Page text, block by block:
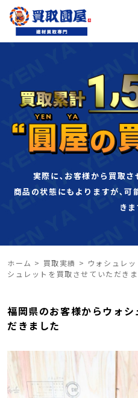
実際に､お客様から買取さ
商品の状態にもよりますが､可
き
ホーム > 買取実績 > ウォシュレ
シュレットを買取させていただき
福岡県のお客様からウォ
だきました